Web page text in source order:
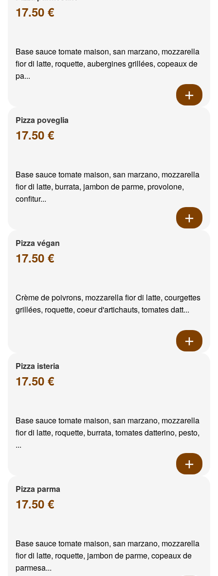
17.50 €
Base sauce tomate maison, san marzano, mozzarella
fior di latte, roquette, aubergines grillées, copeaux de
pa...
Pizza poveglia
17.50 €
Base sauce tomate maison, san marzano, mozzarella
fior di latte, burrata, jambon de parme, provolone,
confitur...
Pizza végan
17.50 €
Crème de poivrons, mozzarella fior di latte, courgettes
grillées, roquette, coeur d'artichauts, tomates datt...
Pizza isteria
17.50 €
Base sauce tomate maison, san marzano, mozzarella
fior di latte, roquette, burrata, tomates datterino, pesto,
...
Pizza parma
17.50 €
Base sauce tomate maison, san marzano, mozzarella
fior di latte, roquette, jambon de parme, copeaux de
parmesa...